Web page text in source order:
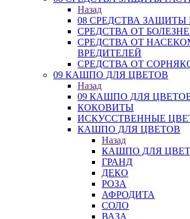
Назад
08 СРЕДСТВА ЗАЩИТЫ
СРЕДСТВА ОТ
СРЕДСТВА ОТ
ВРЕДИТЕЛЕЙ
СРЕДСТВА ОТ
09 КАШПО ДЛЯ ЦВЕТОВ
Назад
09 КАШПО ДЛЯ
КОКОВИТЫ
ИСКУССТВЕННЫЕ
КАШПО ДЛЯ ЦВЕТОВ
Назад
КАШПО ДЛЯ
ГРАНД
ДЕКО
РОЗА
АФРОДИТА
СОЛО
ВАЗА